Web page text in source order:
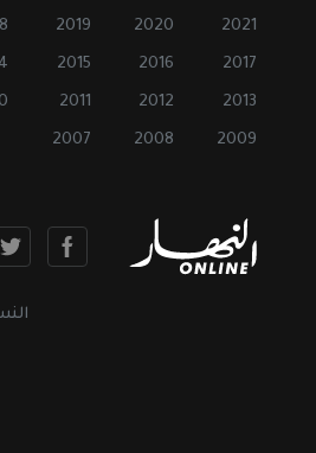
2021
2020
2019
2017
2016
2015
2013
2012
2011
2009
2008
2007